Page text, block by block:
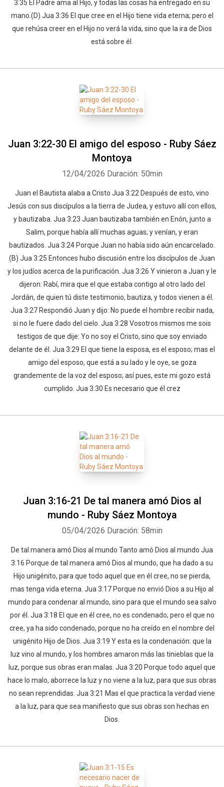
3:35 El Padre ama al Hijo, y todas las cosas ha entregado en su
mano.(D) Jua 3:36 El que cree en el Hijo tiene vida eterna; pero el
que rehúsa creer en el Hijo no verá la vida, sino que la ira de Dios
está sobre él.
Juan 3:22-30 El amigo del esposo - Ruby Sáez
Montoya
12/04/2026 Duración: 50min
Juan el Bautista alaba a Cristo Jua 3:22 Después de esto, vino
Jesús con sus discípulos a la tierra de Judea, y estuvo allí con ellos,
y bautizaba. Jua 3:23 Juan bautizaba también en Enón, junto a
Salim, porque había allí muchas aguas; y venían, y eran
bautizados. Jua 3:24 Porque Juan no había sido aún encarcelado.
(B) Jua 3:25 Entonces hubo discusión entre los discípulos de Juan
y los judíos acerca de la purificación. Jua 3:26 Y vinieron a Juan y le
dijeron: Rabí, mira que el que estaba contigo al otro lado del
Jordán, de quien tú diste testimonio, bautiza, y todos vienen a él.
Jua 3:27 Respondió Juan y dijo: No puede el hombre recibir nada,
si no le fuere dado del cielo. Jua 3:28 Vosotros mismos me sois
testigos de que dije: Yo no soy el Cristo, sino que soy enviado
delante de él. Jua 3:29 El que tiene la esposa, es el esposo; mas el
amigo del esposo, que está a su lado y le oye, se goza
grandemente de la voz del esposo; así pues, este mi gozo está
cumplido. Jua 3:30 Es necesario que él crez
Juan 3:16-21 De tal manera amó Dios al
mundo - Ruby Sáez Montoya
05/04/2026 Duración: 58min
De tal manera amó Dios al mundo Tanto amó Dios al mundo Jua
3:16 Porque de tal manera amó Dios al mundo, que ha dado a su
Hijo unigénito, para que todo aquel que en él cree, no se pierda,
mas tenga vida eterna. Jua 3:17 Porque no envió Dios a su Hijo al
mundo para condenar al mundo, sino para que el mundo sea salvo
por él. Jua 3:18 El que en él cree, no es condenado; pero el que no
cree, ya ha sido condenado, porque no ha creído en el nombre del
unigénito Hijo de Dios. Jua 3:19 Y esta es la condenación: que la
luz vino al mundo, y los hombres amaron más las tinieblas que la
luz, porque sus obras eran malas. Jua 3:20 Porque todo aquel que
hace lo malo, aborrece la luz y no viene a la luz, para que sus obras
no sean reprendidas. Jua 3:21 Mas el que practica la verdad viene
a la luz, para que sea manifiesto que sus obras son hechas en
Dios.